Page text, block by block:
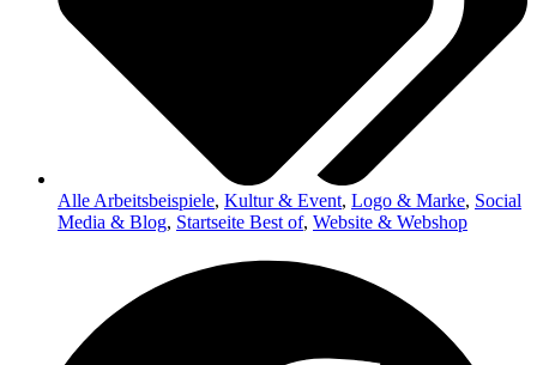
Alle Arbeitsbeispiele, Kultur & Event, Logo & Marke, Social
Media & Blog, Startseite Best of, Website & Webshop